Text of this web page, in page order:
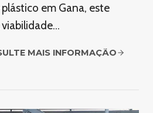
em Gana, este
MAIS INFORMAÇÃO